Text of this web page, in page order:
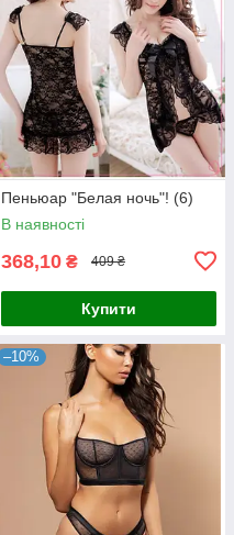
Пеньюар "Белая ночь"! (6)
В наявності
368,10 ₴ 409 ₴
Купити
–10%